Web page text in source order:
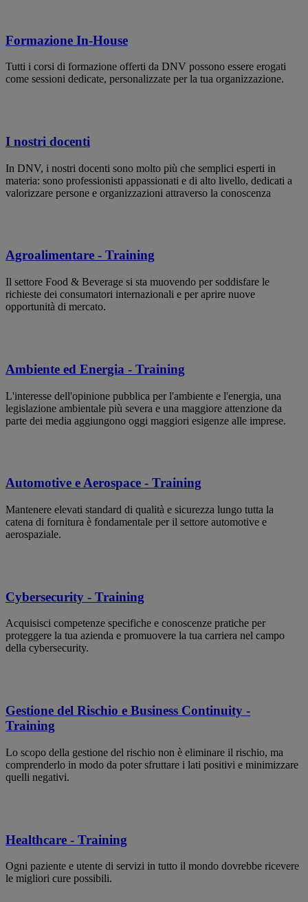
Formazione In-House
Tutti i corsi di formazione offerti da DNV possono essere erogati
come sessioni dedicate, personalizzate per la tua organizzazione.
I nostri docenti
In DNV, i nostri docenti sono molto più che semplici esperti in
materia: sono professionisti appassionati e di alto livello, dedicati a
valorizzare persone e organizzazioni attraverso la conoscenza
Agroalimentare - Training
Il settore Food & Beverage si sta muovendo per soddisfare le
richieste dei consumatori internazionali e per aprire nuove
opportunità di mercato.
Ambiente ed Energia - Training
L'interesse dell'opinione pubblica per l'ambiente e l'energia, una
legislazione ambientale più severa e una maggiore attenzione da
parte dei media aggiungono oggi maggiori esigenze alle imprese.
Automotive e Aerospace - Training
Mantenere elevati standard di qualità e sicurezza lungo tutta la
catena di fornitura è fondamentale per il settore automotive e
aerospaziale.
Cybersecurity - Training
Acquisisci competenze specifiche e conoscenze pratiche per
proteggere la tua azienda e promuovere la tua carriera nel campo
della cybersecurity.
Gestione del Rischio e Business Continuity -
Training
Lo scopo della gestione del rischio non è eliminare il rischio, ma
comprenderlo in modo da poter sfruttare i lati positivi e minimizzare
quelli negativi.
Healthcare - Training
Ogni paziente e utente di servizi in tutto il mondo dovrebbe ricevere
le migliori cure possibili.